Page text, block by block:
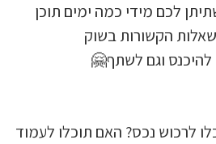
מידי כמה ימים תוכן
בשוק
לשתף🤗
נכס? האם תוכלו לעמוד